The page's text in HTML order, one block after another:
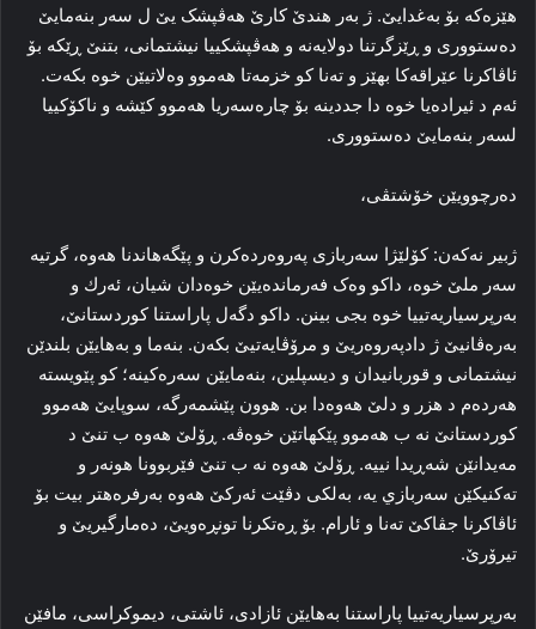
هێزه‌كه‌ بۆ بەغدایێ. ژ به‌ر هندێ کارێ هەڤپشک یێ ل سەر بنەمایێ
دەستووری و ڕێزگرتنا دولایەنە و هه‌ڤپشكييا نيشتمانى، بتنێ ڕێكە بۆ
ئاڤاکرنا عێراقەکا بهێز و ته‌نا کو خزمەتا هەموو وەلاتیێن خوە بکەت.
ئەم د ئیرادەیا خوە دا جددینە بۆ چارەسەریا هه‌موو كێشه‌ و ناكۆكييا
لسه‌ر بنه‌مايێ ده‌ستوورى.
دەرچوویێن خۆشتڤى،
ژبیر نەکەن: کۆلێژا سه‌ربازى پەروەردەکرن و پێگەهاندنا هەوە، گرتیە
سه‌ر ملێ خوە، داکو وەک فەرماندەیێن خوەدان شیان، ئه‌رك و
به‌رپرسياريه‌تييا خوە بجى بينن. داكو دگه‌ل پاراستنا کوردستانێ،
بەرەڤانیێ ژ دادپەروەریێ و مرۆڤایەتیێ بکەن. بنەما و بەهایێن بلندێن
نيشتمانی و قوربانیدان و دیسپلین، بنەمایێن سەرەکینە؛ کو پێویستە
هەردەم د هزر و دلێ هەوەدا بن. هوون پێشمه‌رگه‌، سوپايێ هه‌موو
كوردستانێ نه‌ ب هه‌موو پێكهاتێن خوەڤه‌. ڕۆلێ هەوە ب تنێ د
مەیدانێن شەڕیدا نیيە. ڕۆلێ هه‌وه‌ نه‌ ب تنێ فێربوونا هونه‌ر و
ته‌كنيكێن سه‌ربازي يه‌، بەلکى دڤێت ئەرکێ هەوە بەرفرەهتر بيت بۆ
ئاڤاکرنا جڤاکێ ته‌نا و ئارام. بۆ ڕه‌تكرنا تونڕه‌ويێ، ده‌مارگيريێ و
تيرۆرێ.
بەرپرسیاریەتييا پاراستنا بەهایێن ئازادى، ئاشتى، دیموکراسی، مافێن